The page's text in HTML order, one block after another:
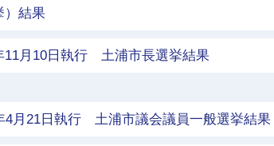
）結果
11月10日執行 土浦市長選挙結果
4月21日執行 土浦市議会議員一般選挙結果